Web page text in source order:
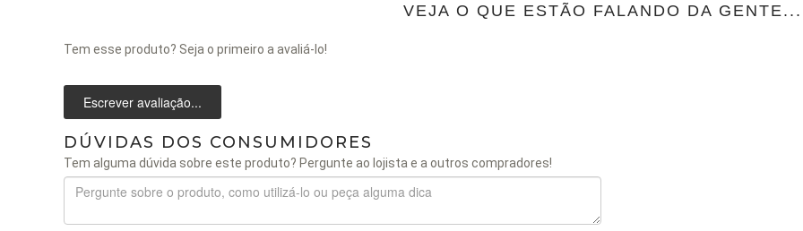
VEJA O QUE ESTÃO FALANDO DA GENTE...
Tem esse produto? Seja o primeiro a avaliá-lo!
Escrever avaliação...
DÚVIDAS DOS CONSUMIDORES
Tem alguma dúvida sobre este produto? Pergunte ao lojista e a outros compradores!